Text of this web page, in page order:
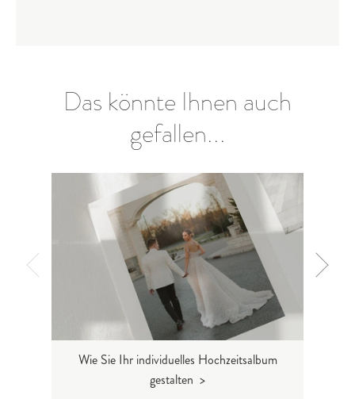
Das könnte Ihnen auch
gefallen...
Wie Sie Ihr individuelles Hochzeitsalbum
gestalten >